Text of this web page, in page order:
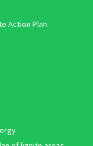
Action Plan